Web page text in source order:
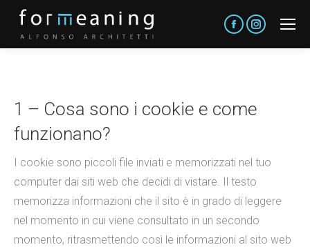
Facebook
Instagram
1 – Cosa sono i cookie e come
funzionano?
I cookie sono piccoli file inviati e memorizzati nel tuo
computer dai siti web che decidi di vistare. Il testo
memorizza informazioni che il sito è in grado di leggere
nel momento in cui viene consultato in un secondo
momento, ritrasmettendo così le informazioni al sito web